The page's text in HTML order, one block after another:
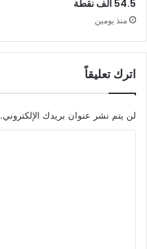
54.5 ألف نقطة
منذ يومين
اترك تعليقاً
لن يتم نشر عنوان بريدك الإلكتروني.